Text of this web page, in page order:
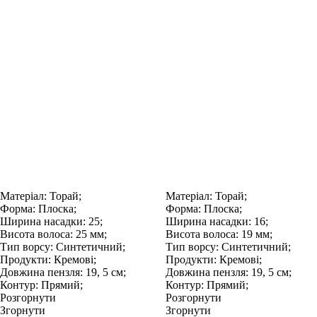
Матеріал: Торай;
Форма: Плоска;
Ширина насадки: 25;
Висота волоса: 25 мм;
Тип ворсу: Синтетичний;
Продукти: Кремові;
Довжина пензля: 19, 5 см;
Контур: Прямий;
Розгорнути
Згорнути
Матеріал: Торай;
Форма: Плоска;
Ширина насадки: 16;
Висота волоса: 19 мм;
Тип ворсу: Синтетичний;
Продукти: Кремові;
Довжина пензля: 19, 5 см;
Контур: Прямий;
Розгорнути
Згорнути